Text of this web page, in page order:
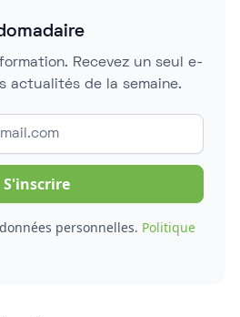
Recevez un seul e-
actualités de la semaine.
personnelles. Politique